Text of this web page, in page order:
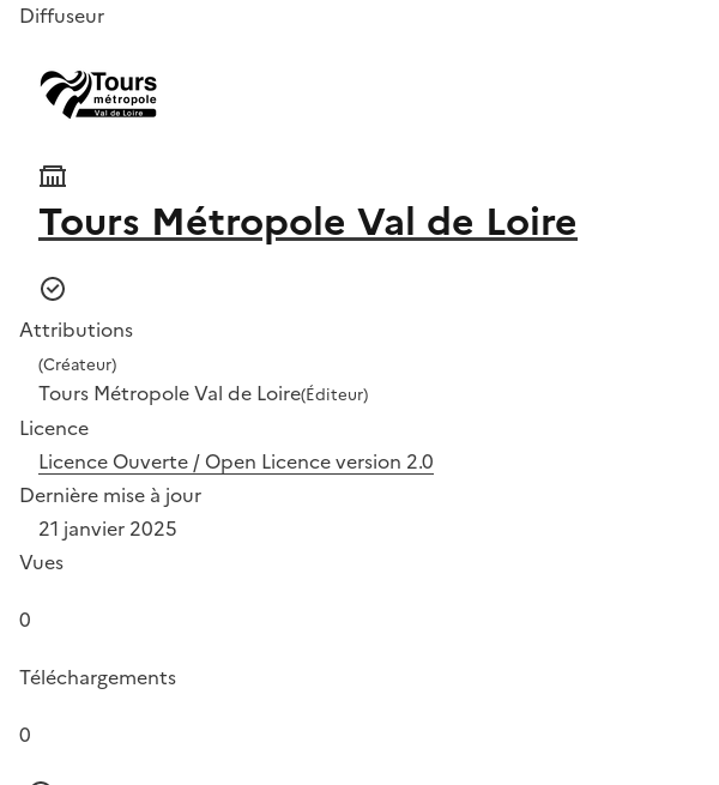
Diffuseur
Tours Métropole Val de Loire
Attributions
(Créateur)
Tours Métropole Val de Loire(Éditeur)
Licence
Licence Ouverte / Open Licence version 2.0
Dernière mise à jour
21 janvier 2025
Vues
0
Téléchargements
0